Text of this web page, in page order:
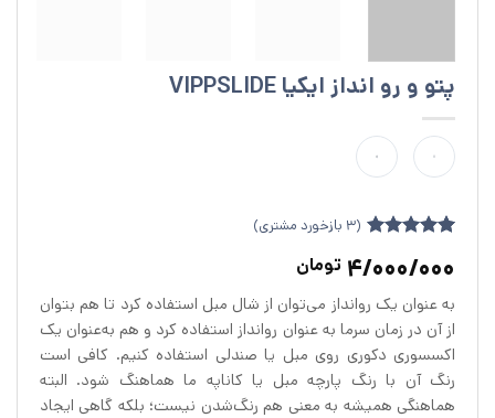
پتو و رو انداز ایکیا VIPPSLIDE
از 5 در
مشتری
(
3 بازخورد مشتری)
4/000/000 تومان
به عنوان یک روانداز می‌توان از شال مبل استفاده کرد تا هم بتوان
از آن در زمان سرما به عنوان روانداز استفاده کرد و هم به‌عنوان یک
اکسسوری دکوری روی مبل یا صندلی استفاده کنیم. کافی است
رنگ آن با رنگ پارچه مبل یا کاناپه ما هماهنگ شود. البته
هماهنگی همیشه به معنی هم رنگ‌شدن نیست؛ بلکه گاهی ایجاد